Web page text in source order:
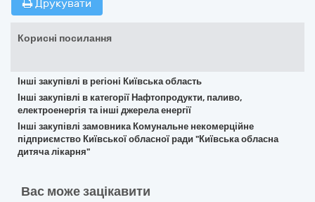
Друкувати
Корисні посилання
Інші закупівлі в регіоні Київська область
Інші закупівлі в категорії Нафтопродукти, паливо,
електроенергія та інші джерела енергії
Інші закупівлі замовника Комунальне некомерційне
підприємство Київської обласної ради "Київська обласна
дитяча лікарня"
Вас може зацікавити